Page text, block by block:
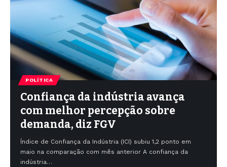
POLÍTICA
Confiança da indústria avança
com melhor percepção sobre
demanda, diz FGV
Índice de Confiança da Indústria (ICI) subiu 1,2 ponto em
maio na comparação com mês anterior A confiança da
indústria…